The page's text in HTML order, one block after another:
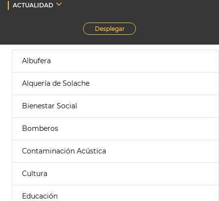
ACTUALIDAD
Desplegar
Albufera
Alquería de Solache
Bienestar Social
Bomberos
Contaminación Acústica
Cultura
Educación